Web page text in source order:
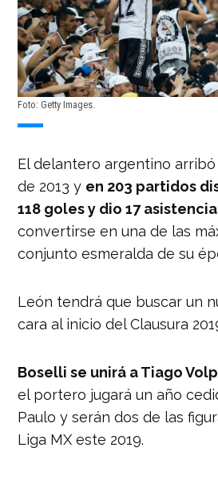
Foto: Getty Images.
El delantero argentino
de 2013 y en 203 partidos
118 goles y dio 17
convertirse en una de las
conjunto esmeralda de su
León tendrá que buscar un
cara al inicio del Clausura
Boselli se unirá a Tiago
el portero jugará un año
Paulo y serán dos de las
Liga MX este 2019.